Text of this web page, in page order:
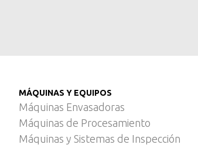
MÁQUINAS Y EQUIPOS
Máquinas Envasadoras
Máquinas de Procesamiento
Máquinas y Sistemas de Inspección